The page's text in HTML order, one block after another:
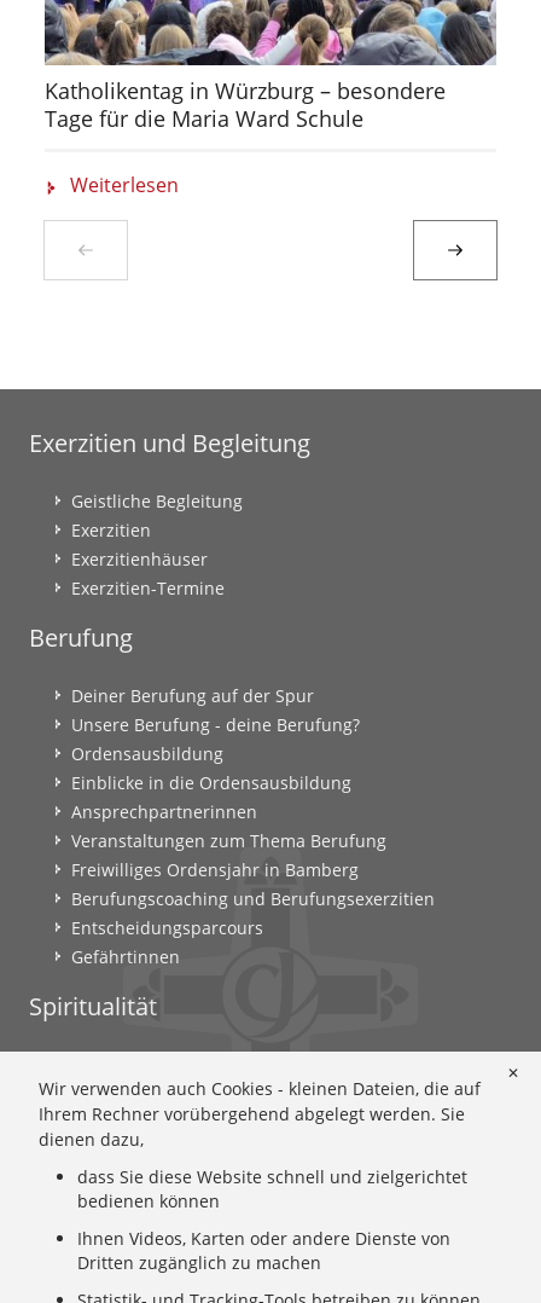
Katholikentag in Würzburg – besondere
Tage für die Maria Ward Schule
Weiterlesen
Exerzitien und Begleitung
Geistliche Begleitung
Exerzitien
Exerzitienhäuser
Exerzitien-Termine
Berufung
Deiner Berufung auf der Spur
Unsere Berufung - deine Berufung?
Ordensausbildung
Einblicke in die Ordensausbildung
Ansprechpartnerinnen
Veranstaltungen zum Thema Berufung
Freiwilliges Ordensjahr in Bamberg
Berufungscoaching und Berufungsexerzitien
Entscheidungsparcours
Gefährtinnen
Spiritualität
Ignatianisch beten: Wie geht das? Eine Anleitung
Ignatianisch und weiblich: Mary Wards Spiritualität
Mary-Ward: Geschichte und Texte im Überblick
Mary Ward 400: Mary Wards erster Weg nach Rom
Spirituelle Impulse
Zeitschrift: Spiritualität konkret
Gemeinschaft
✕
Wir verwenden auch Cookies - kleinen Dateien, die auf
Ihrem Rechner vorübergehend abgelegt werden. Sie
dienen dazu,
dass Sie diese Website schnell und zielgerichtet
bedienen können
Ihnen Videos, Karten oder andere Dienste von
Dritten zugänglich zu machen